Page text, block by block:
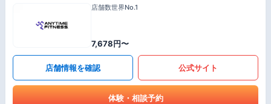
店舗数世界No.1
7,678円〜
店舗情報を確認 公式サイト
体験・相談予約